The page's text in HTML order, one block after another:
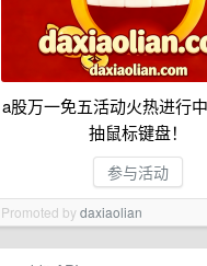
a股万一免五活动火热进行
抽鼠标键盘！
参与活动
Promoted bydaxiaolian